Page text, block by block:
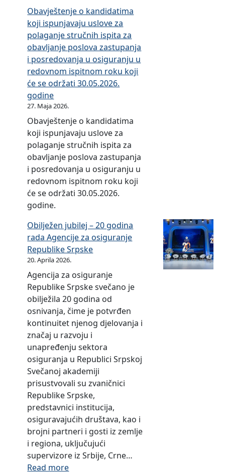
u
u
o
s
i
g
u
r
a
n
j
u
u
R
e
p
u
l
i
c
S
r
p
s
k
o
j
(
S
l
.
g
l
a
s
n
i
r
a
v
i
l
n
i
k
a
o
O
m
b
u
d
s
m
n
u
u
o
s
i
g
u
r
a
n
j
u
u
R
e
p
u
b
l
i
Obavještenje o kandidatima
koji ispunjavaju uslove za
polaganje stručnih ispita za
obavljanje poslova zastupanja
i posredovanja u osiguranju u
redovnom ispitnom roku koji
će se održati 30.05.2026.
godine
27. Maja 2026.
Obavještenje o kandidatima
koji ispunjavaju uslove za
polaganje stručnih ispita za
obavljanje poslova zastupanja
i posredovanja u osiguranju u
redovnom ispitnom roku koji
će se održati 30.05.2026.
godine.
Obilježen jubilej – 20 godina
rada Agencije za osiguranje
Republike Srpske
20. Aprila 2026.
Agencija za osiguranje
Republike Srpske svečano je
obilježila 20 godina od
osnivanja, čime je potvrđen
kontinuitet njenog djelovanja i
značaj u razvoju i
unapređenju sektora
osiguranja u Republici Srpskoj
Svečanoj akademiji
prisustvovali su zvaničnici
Republike Srpske,
predstavnici institucija,
osiguravajućih društava, kao i
brojni partneri i gosti iz zemlje
i regiona, uključujući
supervizore iz Srbije, Crne…
Read more: